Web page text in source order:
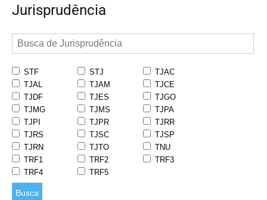
Jurisprudência
STF STJ
TJAC
TJAL
TJAM
TJCE
TJDF
TJES
TJGO
TJMG
TJMS
TJPA
TJPI
TJPR
TJRR
TJRS
TJSC
TJSP
TJRN
TJTO
TNU
TRF1
TRF2
TRF3
TRF4
TRF5
Busca